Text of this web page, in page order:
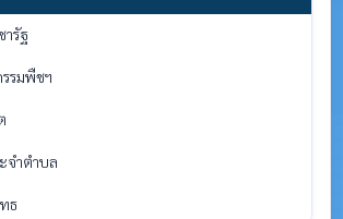
ารัฐ
รมพืชฯ
จำตำบล
ธ